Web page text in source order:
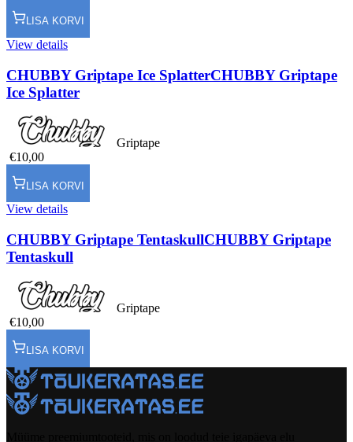
LISA KORVI
View details
CHUBBY Griptape Ice SplatterCHUBBY Griptape
Ice Splatter
Griptape
€10,00
LISA KORVI
View details
CHUBBY Griptape TentaskullCHUBBY Griptape
Tentaskull
Griptape
€10,00
LISA KORVI